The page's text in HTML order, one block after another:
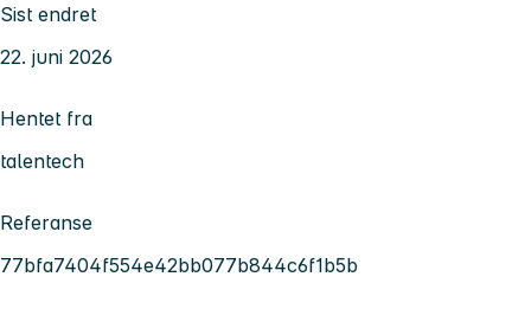
Sist endret
22. juni 2026
Hentet fra
talentech
Referanse
77bfa7404f554e42bb077b844c6f1b5b